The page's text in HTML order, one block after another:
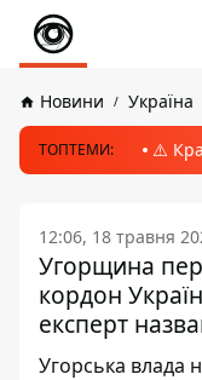
Новини Україна
ТОПТЕМИ: ⚠️
12:06, 18 травня
Угорщина
кордон
експерт
Угорська влада